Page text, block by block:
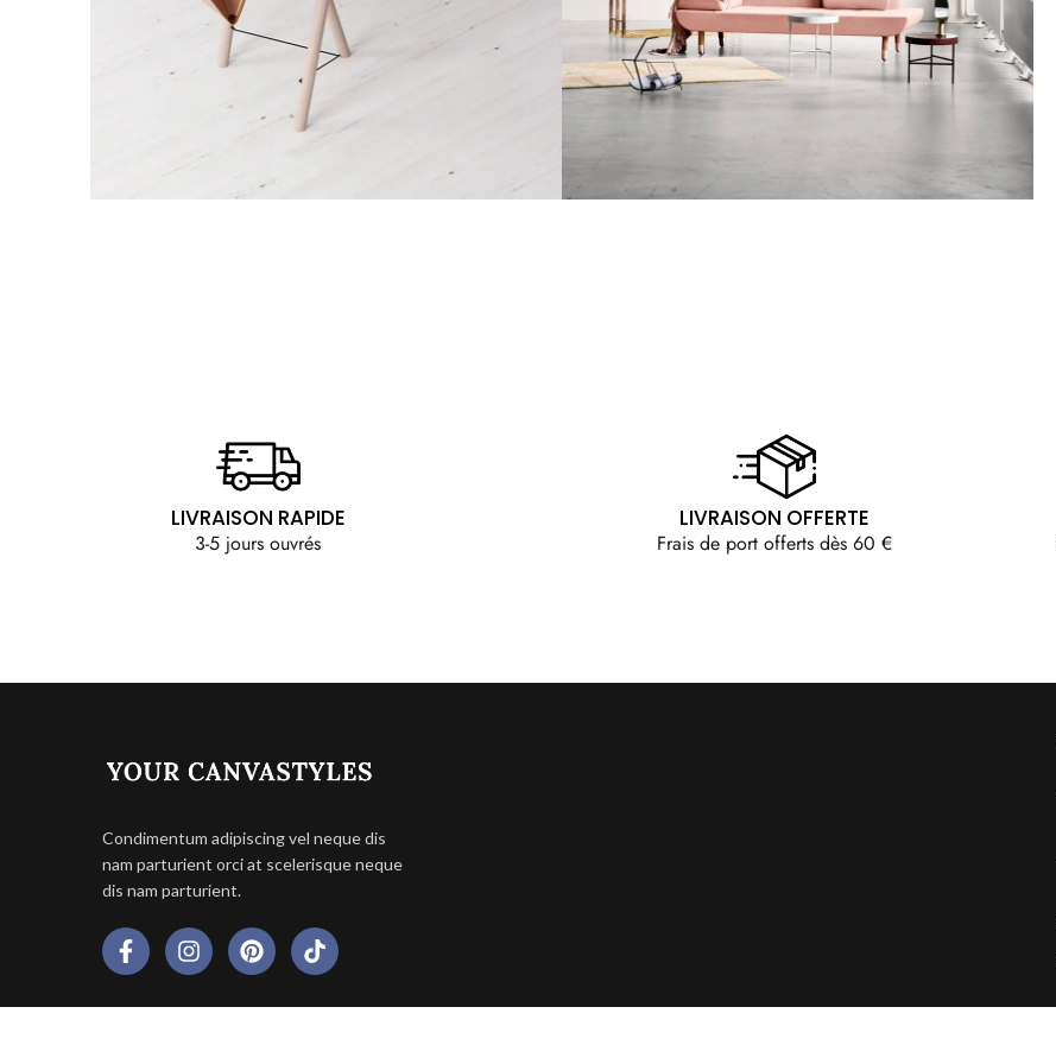
LIVRAISON RAPIDE
3-5 jours ouvrés
LIVRAISON OFFERTE
Frais de port offerts dès 60 €
Condimentum adipiscing vel neque dis
nam parturient orci at scelerisque neque
dis nam parturient.